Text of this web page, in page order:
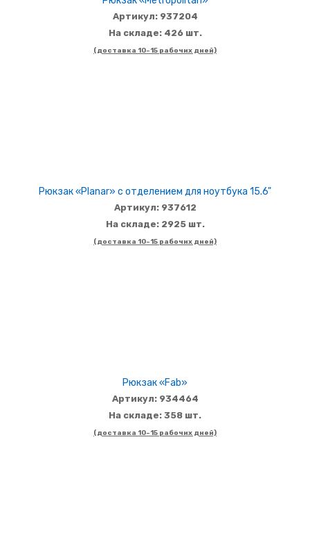
Артикул: 937204
На складе: 426 шт.
(доставка 10-15 рабочих дней)
Рюкзак «Planar» с отделением для ноутбука 15.6"
Артикул: 937612
На складе: 2925 шт.
(доставка 10-15 рабочих дней)
Рюкзак «Fab»
Артикул: 934464
На складе: 358 шт.
(доставка 10-15 рабочих дней)